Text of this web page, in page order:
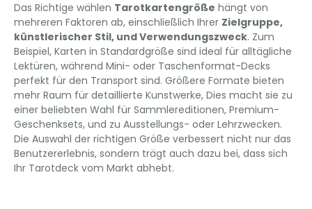
Das Richtige wählen Tarotkartengröße hängt von
mehreren Faktoren ab, einschließlich Ihrer Zielgruppe,
künstlerischer Stil, und Verwendungszweck. Zum
Beispiel, Karten in Standardgröße sind ideal für alltägliche
Lektüren, während Mini- oder Taschenformat-Decks
perfekt für den Transport sind. Größere Formate bieten
mehr Raum für detaillierte Kunstwerke, Dies macht sie zu
einer beliebten Wahl für Sammlereditionen, Premium-
Geschenksets, und zu Ausstellungs- oder Lehrzwecken.
Die Auswahl der richtigen Größe verbessert nicht nur das
Benutzererlebnis, sondern trägt auch dazu bei, dass sich
Ihr Tarotdeck vom Markt abhebt.